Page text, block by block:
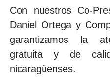
Con nuestros Co-
Daniel Ortega y
garantizamos la
gratuita y de
nicaragüenses.